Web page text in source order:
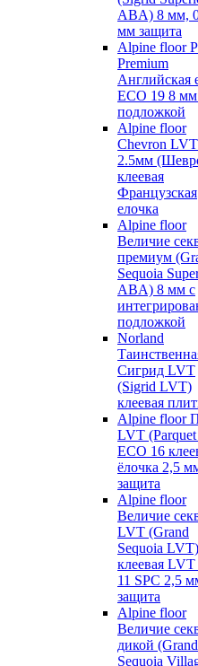
ABA) 8 мм,
мм защита
Alpine floor
Premium
Английская
ECO 19 8
подложкой
Alpine floor
Chevron LVT
2.5мм
клеевая
Французская
елочка
Alpine floor
Величие
премиум
Sequoia
ABA) 8 мм с
подложкой
Norland
Сигрид LVT
(Sigrid LVT)
клеевая
Alpine floor
LVT
ECO 16
ёлочка 2,5
защита
Alpine floor
Величие
LVT (Grand
Sequoia LVT)
клеевая
11 SPC 2,5
защита
Alpine floor
Величие
дикой (Grand
Sequoia